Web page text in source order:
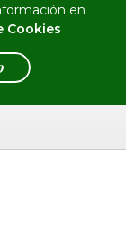
en
Cookies